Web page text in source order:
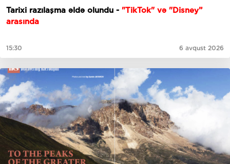
Tarixi razılaşma əldə olundu - "TikTok" və "Disney”
arasında
15:30 6 avqust 2026